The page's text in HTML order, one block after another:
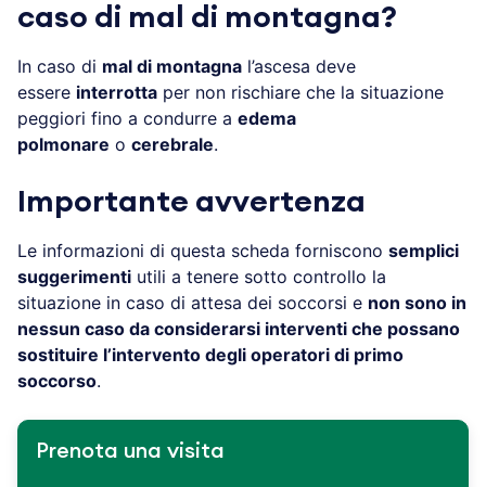
caso di mal di montagna?
In caso di mal di montagna l’ascesa deve
essere interrotta per non rischiare che la situazione
peggiori fino a condurre a edema
polmonare o cerebrale.
Importante avvertenza
Le informazioni di questa scheda forniscono semplici
suggerimenti utili a tenere sotto controllo la
situazione in caso di attesa dei soccorsi e non sono in
nessun caso da considerarsi interventi che possano
sostituire l’intervento degli operatori di primo
soccorso.
Prenota una visita